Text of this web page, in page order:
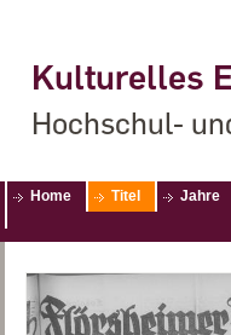
Kulturelles
Hochschul-
Home Titel Jahre